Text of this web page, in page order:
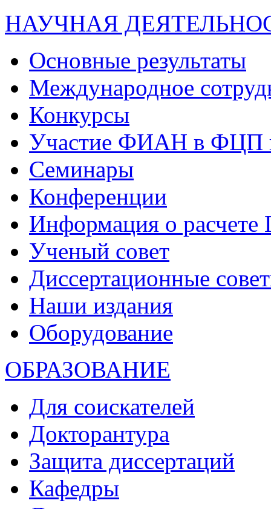
НАУЧНАЯ
Основные результаты
Международное
Конкурсы
Участие ФИАН в ФЦП
Семинары
Конференции
Информация о
Ученый совет
Диссертационные
Наши издания
Оборудование
ОБРАЗОВАНИЕ
Для соискателей
Докторантура
Защита диссертаций
Кафедры